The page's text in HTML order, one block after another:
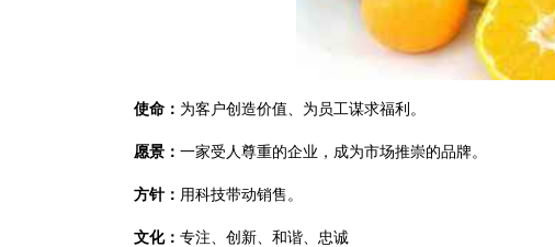
使命： 为客户创造价值、为员工谋求福利。
愿景： 一家受人尊重的企业，成为市场推崇的品牌。
方针： 用科技带动销售。
文化： 专注、创新、和谐、忠诚